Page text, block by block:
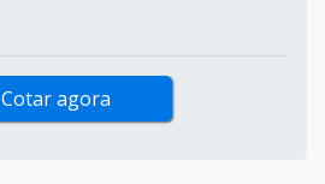
Cotar agora